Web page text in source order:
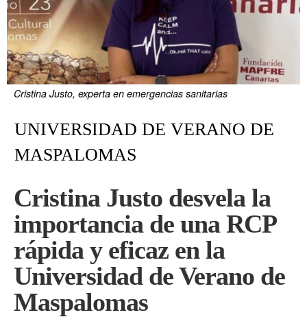
Cristina Justo, experta en emergencias sanitarias
UNIVERSIDAD DE VERANO DE
MASPALOMAS
Cristina Justo desvela la
importancia de una RCP
rápida y eficaz en la
Universidad de Verano de
Maspalomas